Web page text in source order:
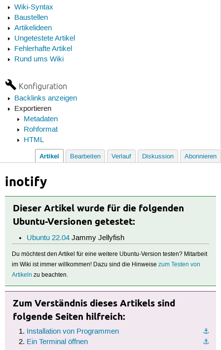
Wiki-Syntax
Baustellen
Artikelideen
Ungetestete Artikel
Fehlerhafte Artikel
Rund ums Wiki
Konfiguration
Backlinks anzeigen
Exportieren
Metadaten
Rohformat
HTML
Artikel Bearbeiten Verlauf Diskussion Abonnieren
inotify
Dieser Artikel wurde für die folgenden
Ubuntu-Versionen getestet:
Ubuntu 22.04Jammy Jellyfish
Du möchtest den Artikel für eine weitere Ubuntu-Version testen? Mitarbeit
im Wiki ist immer willkommen! Dazu sind die Hinweisezum Testen von
Artikeln zu beachten.
Zum Verständnis dieses Artikels sind
folgende Seiten hilfreich:
⚓︎
Installation von Programmen
⚓︎
Ein Terminal öffnen